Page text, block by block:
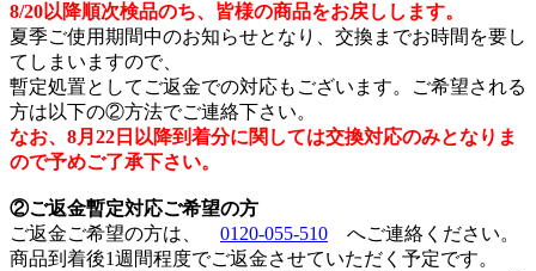
8/20以降順次検品のち、皆様の商品をお戻しします。
夏季ご使用期間中のお知らせとなり、交換までお時間を要し
てしまいますので、
暫定処置としてご返金での対応もございます。ご希望される
方は以下の②方法でご連絡下さい。
なお、8月22日以降到着分に関しては交換対応のみとなりま
ので予めご了承下さい。
②ご返金暫定対応ご希望の方
ご返金ご希望の方は、 0120-055-510 へご連絡ください。
商品到着後1週間程度でご返金させていただく予定です。